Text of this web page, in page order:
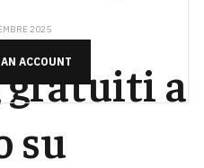
ACCOUNT
2025
gratuiti a
su